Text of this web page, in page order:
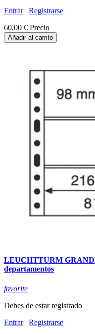
Entrar| Registrarse
60,00 € Precio
Añadir al carrito
LEUCHTTURM
departamentos
favorite
Debes de estar registrado
Entrar| Registrarse